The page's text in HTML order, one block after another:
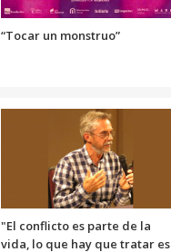
“Tocar un monstruo”
"El conflicto es parte de la
vida, lo que hay que tratar es